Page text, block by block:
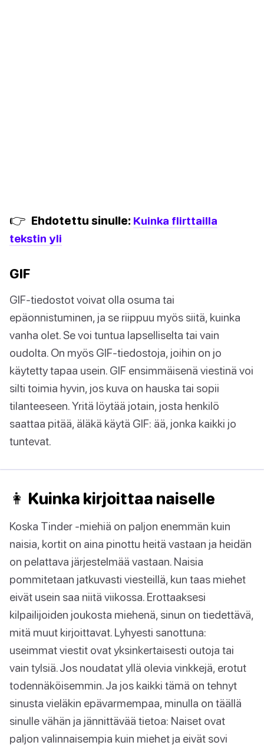
👉 Ehdotettu sinulle: Kuinka flirttailla
tekstin yli
GIF
GIF-tiedostot voivat olla osuma tai
epäonnistuminen, ja se riippuu myös siitä, kuinka
vanha olet. Se voi tuntua lapselliselta tai vain
oudolta. On myös GIF-tiedostoja, joihin on jo
käytetty tapaa usein. GIF ensimmäisenä viestinä voi
silti toimia hyvin, jos kuva on hauska tai sopii
tilanteeseen. Yritä löytää jotain, josta henkilö
saattaa pitää, äläkä käytä GIF: ää, jonka kaikki jo
tuntevat.
👩 Kuinka kirjoittaa naiselle
Koska Tinder -miehiä on paljon enemmän kuin
naisia, kortit on aina pinottu heitä vastaan ja heidän
on pelattava järjestelmää vastaan. Naisia
pommitetaan jatkuvasti viesteillä, kun taas miehet
eivät usein saa niitä viikossa. Erottaaksesi
kilpailijoiden joukosta miehenä, sinun on tiedettävä,
mitä muut kirjoittavat. Lyhyesti sanottuna:
useimmat viestit ovat yksinkertaisesti outoja tai
vain tylsiä. Jos noudatat yllä olevia vinkkejä, erotut
todennäköisemmin. Ja jos kaikki tämä on tehnyt
sinusta vieläkin epävarmempaa, minulla on täällä
sinulle vähän ja jännittävää tietoa: Naiset ovat
paljon valinnaisempia kuin miehet ja eivät sovi